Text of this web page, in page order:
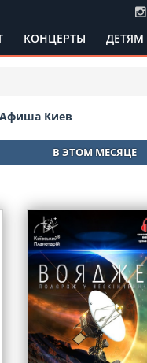
КОНЦЕРТЫ ДЕТЯМ
Киев
В ЭТОМ МЕСЯЦЕ